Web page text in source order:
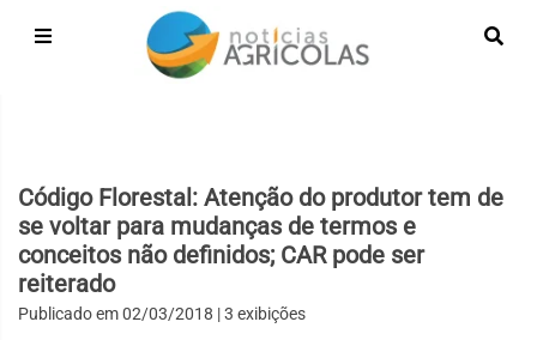
Código Florestal: Atenção do produtor tem de
se voltar para mudanças de termos e
conceitos não definidos; CAR pode ser
reiterado
Publicado em02/03/2018 | 3 exibições